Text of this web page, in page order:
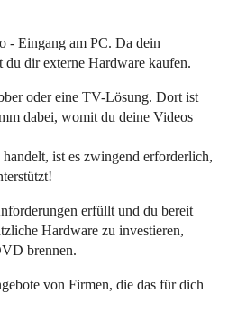
- Eingang am PC. Da dein
dir externe Hardware kaufen.
oder eine TV-Lösung. Dort ist
dabei, womit du deine Videos
ist es zwingend erforderlich,
erfüllt und du bereit
Hardware zu investieren,
brennen.
von Firmen, die das für dich